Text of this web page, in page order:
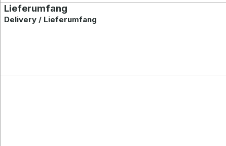
Lieferumfang
Delivery / Lieferumfang